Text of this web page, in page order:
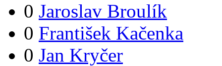
0 Jaroslav Broulík
0 František Kačenka
0 Jan Kryčer